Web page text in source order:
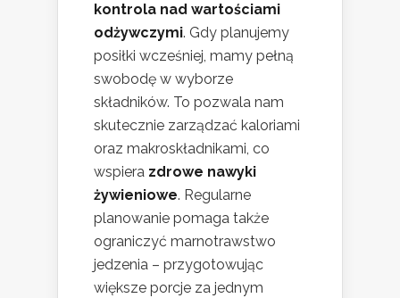
kontrola nad wartościami
odżywczymi. Gdy planujemy
posiłki wcześniej, mamy pełną
swobodę w wyborze
składników. To pozwala nam
skutecznie zarządzać kaloriami
oraz makroskładnikami, co
wspiera zdrowe nawyki
żywieniowe. Regularne
planowanie pomaga także
ograniczyć marnotrawstwo
jedzenia – przygotowując
większe porcje za jednym